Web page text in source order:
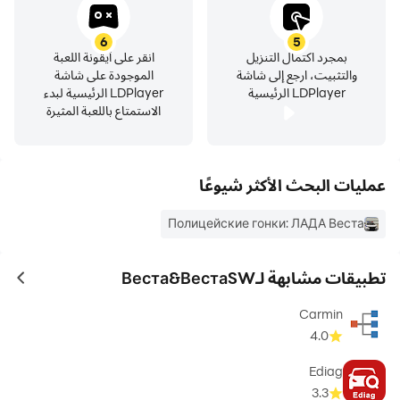
- تسارع واقعي.
- المشاة المرور والسيارات.
TIPS:
5
بمجرد اكتمال التنزيل
والتثبيت، ارجع إلى شاشة
LDPlayer الرئيسية
6
انقر على أيقونة اللعبة
الموجودة على شاشة
LDPlayer الرئيسية لبدء
الاستمتاع باللعبة المثيرة
عمليات البحث الأكثر شيوعًا
Полицейские гонки: ЛАДА Веста
تطبيقات مشابهة لـВеста&ВестаSW
Carmin
4.0
Ediag
3.3